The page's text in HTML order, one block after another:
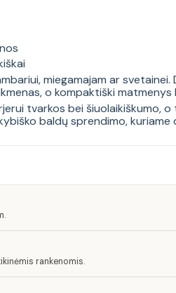
miegamajam ar
o kompaktiški
tvarkos bei šiuolaikiškumo,
baldų sprendimo,
rankenomis.